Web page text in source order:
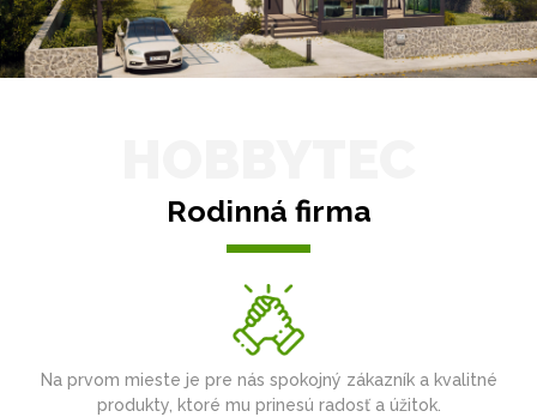
Rodinná firma
Na prvom mieste je pre nás spokojný zákazník a kvalitné
produkty, ktoré mu prinesú radosť a úžitok.